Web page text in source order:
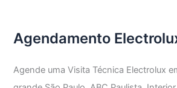
Agendamento
Agende uma Visita Técnica Electrolux